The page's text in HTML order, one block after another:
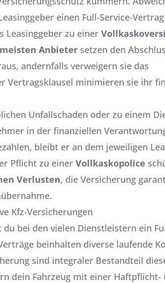
einen Full-Service-Vertrag
Leasinggeber zu einer
meisten Anbieter setzen den
andernfalls verweigern sie das
Vertragsklausel minimieren sie ihr
Unfallschaden oder zu einem
in der finanziellen
bleibt er an dem jeweiligen
Pflicht zu einer Vollkaskopolice
Verlusten, die Versicherung
Kfz-Versicherungen
bei den vielen Dienstleistern ein
beinhalten diverse laufende
sind integraler Bestandteil
dein Fahrzeug mit einer Haftpflicht-